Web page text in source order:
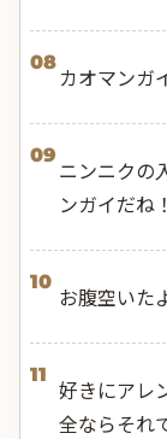
08
カオマンガ
09
ニンニクの
ンガイだね！
10
お腹空いた
11
好きにアレ
全ならそれ